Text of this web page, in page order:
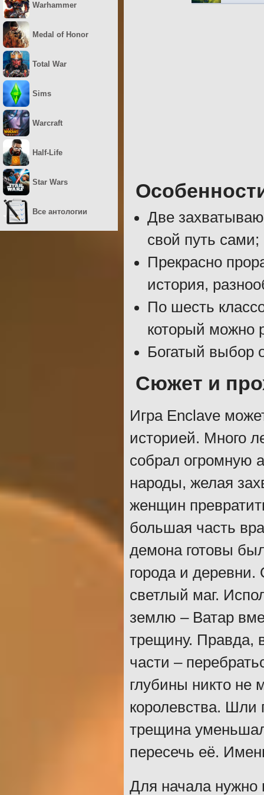
Две
свой путь сами;
Прекрасно
история,
По шесть
который можно
Богатый выбор
Сюжет и
Игра Enclave
историей. Много
собрал огромную
народы, желая
женщин
большая часть
демона готовы
города и
светлый маг.
землю – Ватар
трещину. Правда,
части –
глубины никто не
королевства. Шли
трещина
пересечь её.
Для начала нужно
Warhammer
Medal of Honor
Total War
Sims
Warcraft
Half-Life
Star Wars
Все антологии